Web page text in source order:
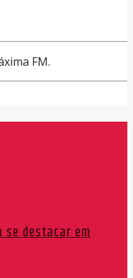
FM.
se destacar em